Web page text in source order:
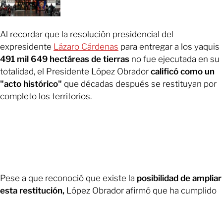
Al recordar que la resolución presidencial del
expresidente Lázaro Cárdenas para entregar a los yaquis
491 mil 649 hectáreas de tierras no fue ejecutada en su
totalidad, el Presidente López Obrador calificó como un
"acto histórico" que décadas después se restituyan por
completo los territorios.
Pese a que reconoció que existe la posibilidad de ampliar
esta restitución, López Obrador afirmó que ha cumplido